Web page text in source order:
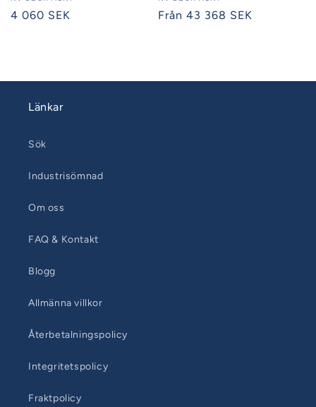
Ordinarie
4 060 SEK
Ordinarie
Från 43 368 SEK
Länkar
Sök
Industrisömnad
Om oss
FAQ & Kontakt
Blogg
Allmänna villkor
Återbetalningspolicy
Integritetspolicy
Fraktpolicy